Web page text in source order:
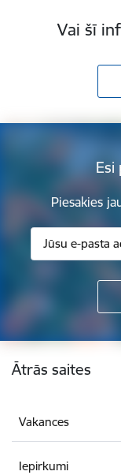
Vai šī
Esi
Piesakies
Kājene
Ātrās saites
Vakances
Iepirkumi